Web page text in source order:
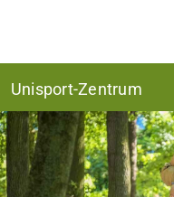
Unisport-Zentrum